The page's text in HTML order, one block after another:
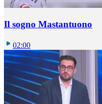
Il sogno Mastantuono
02:00